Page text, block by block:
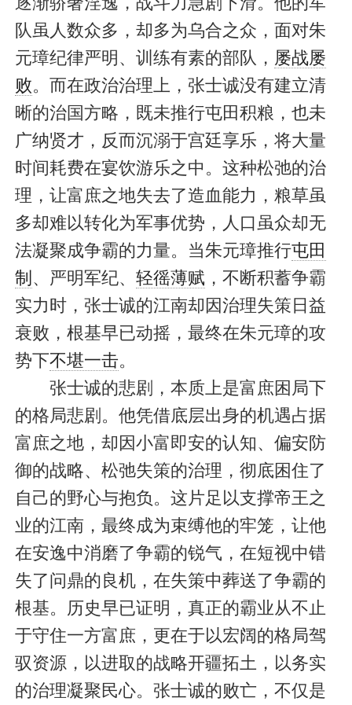
队虽人数众多，却多为乌合之众，面对朱
元璋纪律严明、训练有素的部队， 屡战屡
败。而在政治治理上，张士诚没有建立清
晰的治国方略，既未推行屯田积粮，也未
广纳贤才，反而沉溺于宫廷享乐，将大量
时间耗费在宴饮游乐之中。这种松弛的治
理，让富庶之地失去了造血能力，粮草虽
多却难以转化为军事优势，人口虽众却无
法凝聚成争霸的力量。当朱元璋推行屯田
制 、严明军纪、 轻徭薄赋 ，不断积蓄争霸
实力时，张士诚的江南却因治理失策日益
衰败，根基早已动摇，最终在朱元璋的攻
势下不堪一击。
张士诚的悲剧，本质上是富庶困局下
的格局悲剧。他凭借底层出身的机遇占据
富庶之地，却因小富即安的认知、偏安防
御的战略、松弛失策的治理，彻底困住了
自己的野心与抱负。这片足以支撑帝王之
业的江南，最终成为束缚他的牢笼，让他
在安逸中消磨了争霸的锐气，在短视中错
失了问鼎的良机，在失策中葬送了争霸的
根基。历史早已证明，真正的霸业从不止
于守住一方富庶，更在于以宏阔的格局驾
驭资源，以进取的战略开疆拓土，以务实
的治理凝聚民心。张士诚的败亡，不仅是